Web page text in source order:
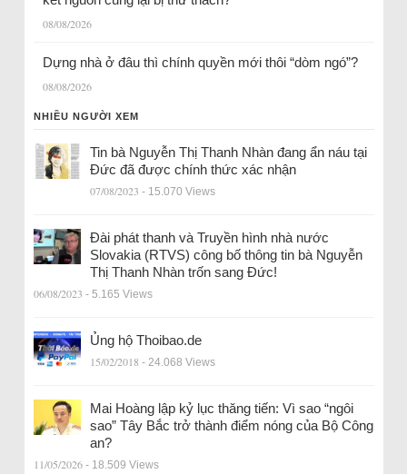
08/08/2026
Dựng nhà ở đâu thì chính quyền mới thôi “dòm ngó”?
08/08/2026
NHIỀU NGƯỜI XEM
Tin bà Nguyễn Thị Thanh Nhàn đang ẩn náu tại
Đức đã được chính thức xác nhận
07/08/2023 - 15.070 Views
Đài phát thanh và Truyền hình nhà nước
Slovakia (RTVS) công bố thông tin bà Nguyễn
Thị Thanh Nhàn trốn sang Đức!
06/08/2023 - 5.165 Views
Ủng hộ Thoibao.de
15/02/2018 - 24.068 Views
Mai Hoàng lập kỷ lục thăng tiến: Vì sao “ngôi
sao” Tây Bắc trở thành điểm nóng của Bộ Công
an?
11/05/2026 - 18.509 Views